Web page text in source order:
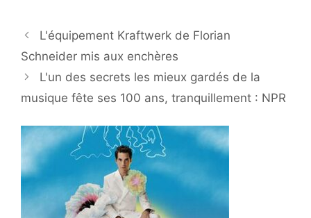
L'équipement Kraftwerk de Florian
Schneider mis aux enchères
L'un des secrets les mieux gardés de la
musique fête ses 100 ans, tranquillement : NPR